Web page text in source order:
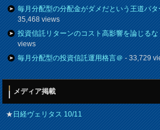
毎月分配型の分配金がダメだという王道パ
35,468 views
投資信託リターンのコスト高影響を論じる
views
毎月分配型の投資信託運用格言＠- 33,729
メディア掲載
★日経ヴェリタス 10/11